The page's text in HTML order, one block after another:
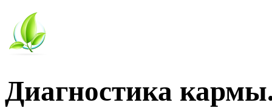
Диагностика